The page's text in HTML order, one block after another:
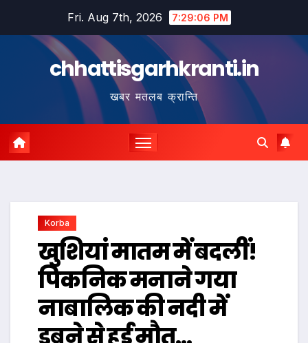
Fri. Aug 7th, 2026 7:29:07 PM
chhattisgarhkranti.in
खबर मतलब क्रान्ति
Korba
खुशियां मातम में बदलीं!
पिकनिक मनाने गया
नाबालिक की नदी में
डूबने से हुई मौत…